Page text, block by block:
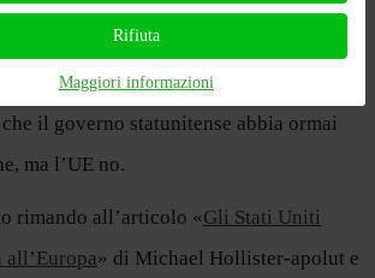
di ordine» | di Alvaro Zapata-
il governo statunitense abbia ormai
ma l’UE no.
rimando all’articolo «Gli Stati Uniti
» di Michael Hollister-apolut e
Rifiuta
Maggiori informazioni